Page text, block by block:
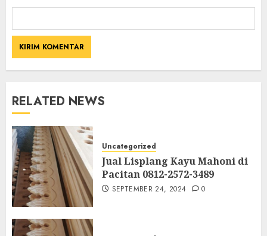
RELATED NEWS
Uncategorized
Jual Lisplang Kayu Mahoni di
Pacitan 0812-2572-3489
SEPTEMBER 24, 2024 0